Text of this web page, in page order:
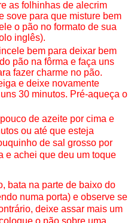
as folhinhas de alecrim
sove para que misture bem
o pão no formato de sua
inglês).
bem para deixar bem
pão na fôrma e faça uns
fazer charme no pão.
e deixe novamente
30 minutos. Pré-aqueça o
de azeite por cima e
ou até que esteja
de sal grosso por
e achei que deu um toque
bata na parte de baixo do
numa porta) e observe se
deixe assar mais um
o pão sobre uma